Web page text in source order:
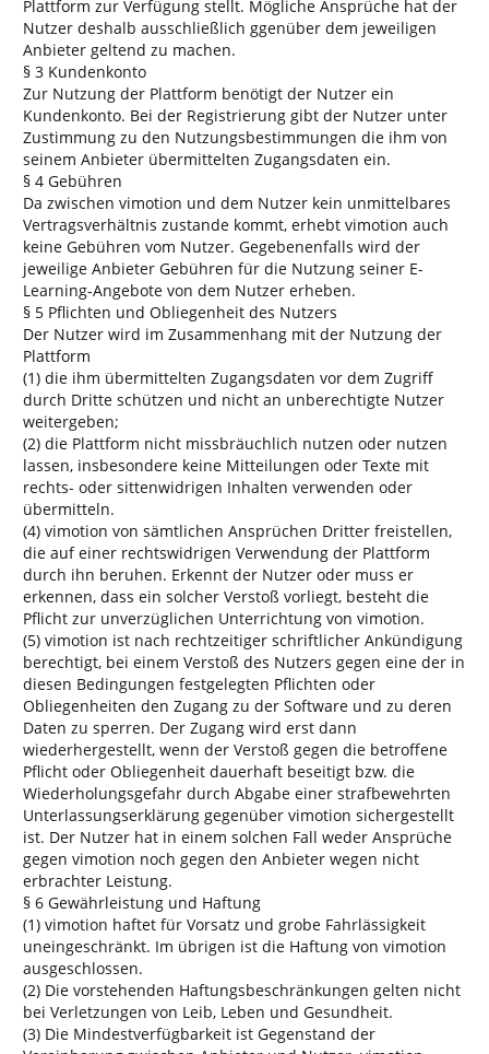
Plattform zur Verfügung stellt. Mögliche Ansprüche hat der
Nutzer deshalb ausschließlich ggenüber dem jeweiligen
Anbieter geltend zu machen.
§ 3 Kundenkonto
Zur Nutzung der Plattform benötigt der Nutzer ein
Kundenkonto. Bei der Registrierung gibt der Nutzer unter
Zustimmung zu den Nutzungsbestimmungen die ihm von
seinem Anbieter übermittelten Zugangsdaten ein.
§ 4 Gebühren
Da zwischen vimotion und dem Nutzer kein unmittelbares
Vertragsverhältnis zustande kommt, erhebt vimotion auch
keine Gebühren vom Nutzer. Gegebenenfalls wird der
jeweilige Anbieter Gebühren für die Nutzung seiner E-
Learning-Angebote von dem Nutzer erheben.
§ 5 Pflichten und Obliegenheit des Nutzers
Der Nutzer wird im Zusammenhang mit der Nutzung der
Plattform
(1) die ihm übermittelten Zugangsdaten vor dem Zugriff
durch Dritte schützen und nicht an unberechtigte Nutzer
weitergeben;
(2) die Plattform nicht missbräuchlich nutzen oder nutzen
lassen, insbesondere keine Mitteilungen oder Texte mit
rechts- oder sittenwidrigen Inhalten verwenden oder
übermitteln.
(4) vimotion von sämtlichen Ansprüchen Dritter freistellen,
die auf einer rechtswidrigen Verwendung der Plattform
durch ihn beruhen. Erkennt der Nutzer oder muss er
erkennen, dass ein solcher Verstoß vorliegt, besteht die
Pflicht zur unverzüglichen Unterrichtung von vimotion.
(5) vimotion ist nach rechtzeitiger schriftlicher Ankündigung
berechtigt, bei einem Verstoß des Nutzers gegen eine der in
diesen Bedingungen festgelegten Pflichten oder
Obliegenheiten den Zugang zu der Software und zu deren
Daten zu sperren. Der Zugang wird erst dann
wiederhergestellt, wenn der Verstoß gegen die betroffene
Pflicht oder Obliegenheit dauerhaft beseitigt bzw. die
Wiederholungsgefahr durch Abgabe einer strafbewehrten
Unterlassungserklärung gegenüber vimotion sichergestellt
ist. Der Nutzer hat in einem solchen Fall weder Ansprüche
gegen vimotion noch gegen den Anbieter wegen nicht
erbrachter Leistung.
§ 6 Gewährleistung und Haftung
(1) vimotion haftet für Vorsatz und grobe Fahrlässigkeit
uneingeschränkt. Im übrigen ist die Haftung von vimotion
ausgeschlossen.
(2) Die vorstehenden Haftungsbeschränkungen gelten nicht
bei Verletzungen von Leib, Leben und Gesundheit.
(3) Die Mindestverfügbarkeit ist Gegenstand der